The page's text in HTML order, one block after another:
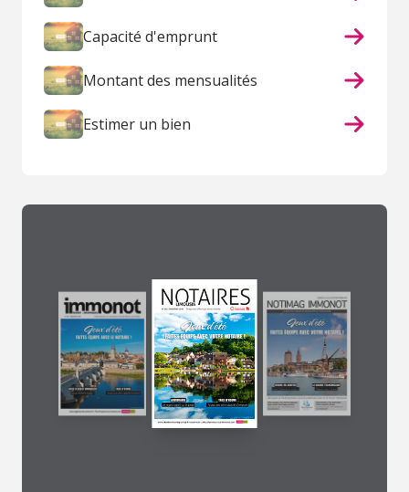
Capacité d'emprunt
Montant des mensualités
Estimer un bien